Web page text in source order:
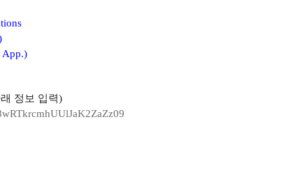
App.)
정보 입력)
09